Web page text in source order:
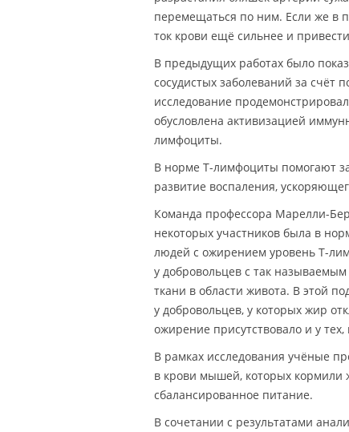
перемещаться по ним. Если же в
ток крови ещё сильнее и
В предыдущих работах было
сосудистых заболеваний за счёт
исследование
обусловлена активизацией
лимфоциты.
В норме T-лимфоциты помогают
развитие воспаления,
Команда профессора Марелли-
некоторых участников была в
людей с ожирением уровень T-
у добровольцев с так
ткани в области живота. В этой
у добровольцев, у которых жир
ожирение присутствовало и у тех,
В рамках исследования учёные
в крови мышей, которых
сбалансированное питание.
В сочетании с результатами